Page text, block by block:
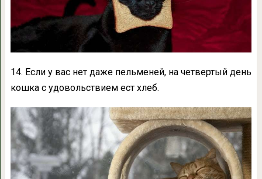
14. Если у вас нет даже пельменей, на четвертый день
кошка с удовольствием ест хлеб.